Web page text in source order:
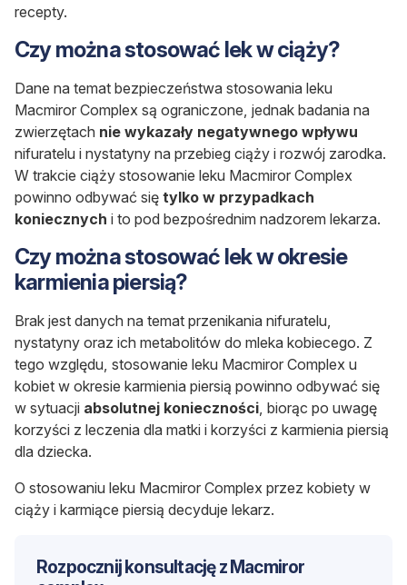
recepty.
Czy można stosować lek w ciąży?
Dane na temat bezpieczeństwa stosowania leku
Macmiror Complex są ograniczone, jednak badania na
zwierzętach nie wykazały negatywnego wpływu
nifuratelu i nystatyny na przebieg ciąży i rozwój zarodka.
W trakcie ciąży stosowanie leku Macmiror Complex
powinno odbywać się tylko w przypadkach
koniecznych i to pod bezpośrednim nadzorem lekarza.
Czy można stosować lek w okresie
karmienia piersią?
Brak jest danych na temat przenikania nifuratelu,
nystatyny oraz ich metabolitów do mleka kobiecego. Z
tego względu, stosowanie leku Macmiror Complex u
kobiet w okresie karmienia piersią powinno odbywać się
w sytuacji absolutnej konieczności, biorąc po uwagę
korzyści z leczenia dla matki i korzyści z karmienia piersią
dla dziecka.
O stosowaniu leku Macmiror Complex przez kobiety w
ciąży i karmiące piersią decyduje lekarz.
Rozpocznij konsultację z Macmiror